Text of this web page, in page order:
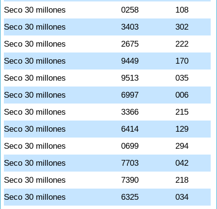
Seco 30 millones 0258
108
Seco 30 millones
3403
302
Seco 30 millones
2675
222
Seco 30 millones
9449
170
Seco 30 millones
9513
035
Seco 30 millones
6997
006
Seco 30 millones
3366
215
Seco 30 millones
6414
129
Seco 30 millones
0699
294
Seco 30 millones
7703
042
Seco 30 millones
7390
218
Seco 30 millones
6325
034